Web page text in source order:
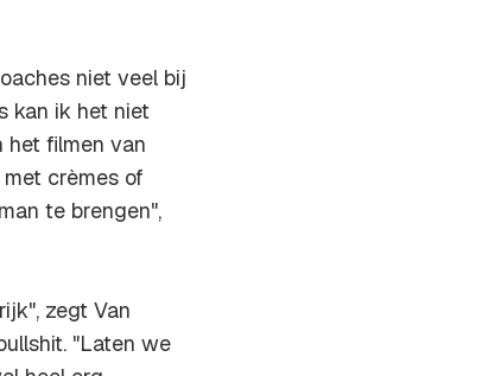
niet veel bij
kan ik het niet
het filmen van
crèmes of
te brengen",
zegt Van
. "Laten we